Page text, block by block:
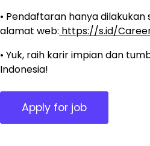
• Pendaftaran hanya
alamat web: https://s.id/
• Yuk, raih karir impian dan
Indonesia!